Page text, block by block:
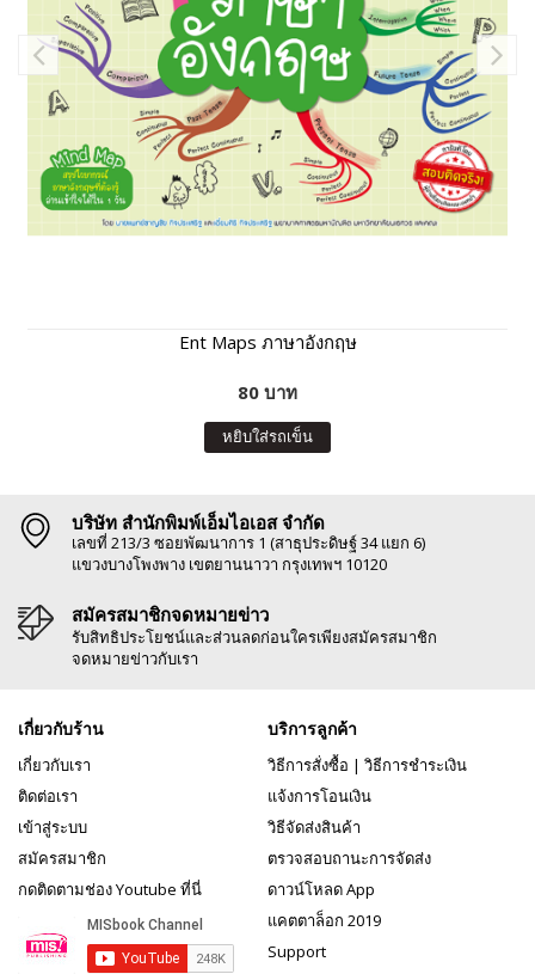
Ent Maps ภาษาอังกฤษ
80 บาท
หยิบใส่รถเข็น
บริษัท สำนักพิมพ์เอ็มไอเอส จำกัด
เลขที่ 213/3 ซอยพัฒนาการ 1 (สาธุประดิษฐ์ 34 แยก 6)
แขวงบางโพงพาง เขตยานนาวา กรุงเทพฯ 10120
สมัครสมาชิกจดหมายข่าว
รับสิทธิประโยชน์และส่วนลดก่อนใครเพียงสมัครสมาชิก
จดหมายข่าวกับเรา
เกี่ยวกับร้าน
เกี่ยวกับเรา
ติดต่อเรา
เข้าสู่ระบบ
สมัครสมาชิก
กดติดตามช่อง Youtube ที่นี่
บริการลูกค้า
วิธีการสั่งซื้อ | วิธีการชำระเงิน
แจ้งการโอนเงิน
วิธีจัดส่งสินค้า
ตรวจสอบถานะการจัดส่ง
ดาวน์โหลด App
แคตตาล็อก 2019
Support